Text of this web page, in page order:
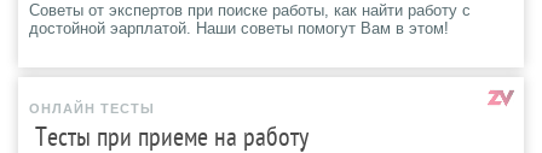
Советы от экспертов при поиске работы, как найти работу с
достойной эарплатой. Наши советы помогут Вам в этом!
ОНЛАЙН ТЕСТЫ
Тесты при приеме на работу